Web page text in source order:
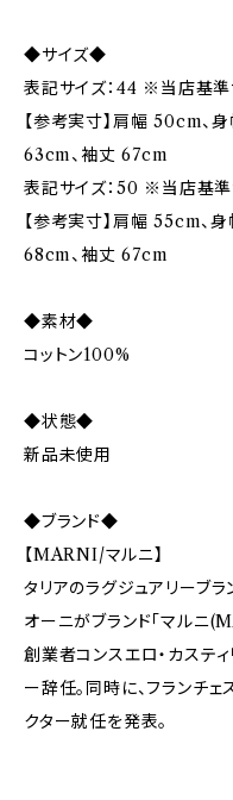
◆サイズ◆
表記サイズ：44 ※当店基準
【参考実寸】肩幅 50cm、
63cm、袖丈 67cm
表記サイズ：50 ※当店基準
【参考実寸】肩幅 55cm、
68cm、袖丈 67cm
◆素材◆
コットン100%
◆状態◆
新品未使用
◆ブランド◆
【MARNI/マルニ】
タリアのラグジュアリーブラ
オーニがブランド「マルニ
創業者コンスエロ・カスティ
ー辞任。同時に、フランチェ
クター就任を発表。